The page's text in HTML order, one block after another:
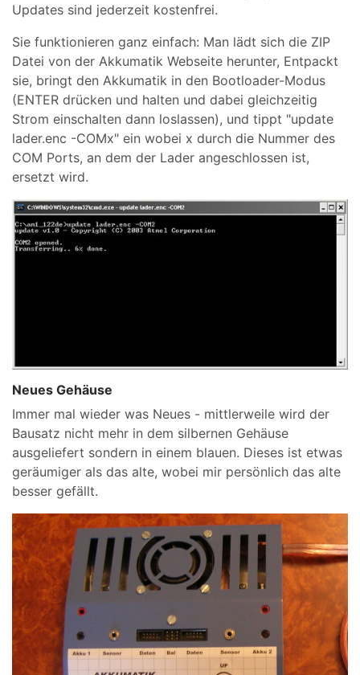
Updates sind jederzeit kostenfrei.
Sie funktionieren ganz einfach: Man lädt sich die ZIP
Datei von der Akkumatik Webseite herunter, Entpackt
sie, bringt den Akkumatik in den Bootloader-Modus
(ENTER drücken und halten und dabei gleichzeitig
Strom einschalten dann loslassen), und tippt "update
lader.enc -COMx" ein wobei x durch die Nummer des
COM Ports, an dem der Lader angeschlossen ist,
ersetzt wird.
Neues Gehäuse
Immer mal wieder was Neues - mittlerweile wird der
Bausatz nicht mehr in dem silbernen Gehäuse
ausgeliefert sondern in einem blauen. Dieses ist etwas
geräumiger als das alte, wobei mir persönlich das alte
besser gefällt.